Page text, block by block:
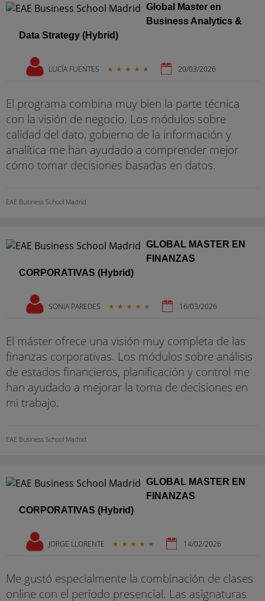
Global Master en
Business Analytics &
Data Strategy (Hybrid)
LUCÍA FUENTES ★ ★ ★ ★ ★ 20/03/2026
El programa combina muy bien la parte técnica
con la visión de negocio. Los módulos sobre
calidad del dato, gobierno de la información y
analítica me han ayudado a comprender mejor
cómo tomar decisiones basadas en datos.
EAE Business School Madrid
GLOBAL MASTER EN
FINANZAS
CORPORATIVAS (Hybrid)
SONIA PAREDES ★ ★ ★ ★ ★ 16/03/2026
El máster ofrece una visión muy completa de las
finanzas corporativas. Los módulos sobre análisis
de estados financieros, planificación y control me
han ayudado a mejorar la toma de decisiones en
mi trabajo.
EAE Business School Madrid
GLOBAL MASTER EN
FINANZAS
CORPORATIVAS (Hybrid)
JORGE LLORENTE ★ ★ ★ ★ ★ 14/02/2026
Me gustó especialmente la combinación de clases
online con el periodo presencial. Las asignaturas